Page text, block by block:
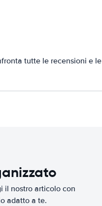
tutte le recensioni e le
il nostro articolo con
adatto a te.